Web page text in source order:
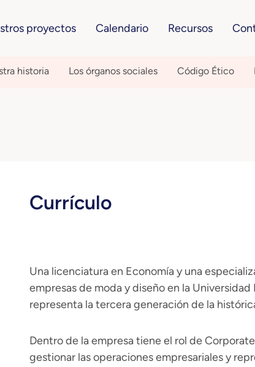
proyectos Calendario Recursos
historia Los órganos sociales Código Ético
Currículo
Una licenciatura en Economía y una
empresas de moda y diseño en la
representa la tercera generación de la
Dentro de la empresa tiene el rol de
gestionar las operaciones empresariales y